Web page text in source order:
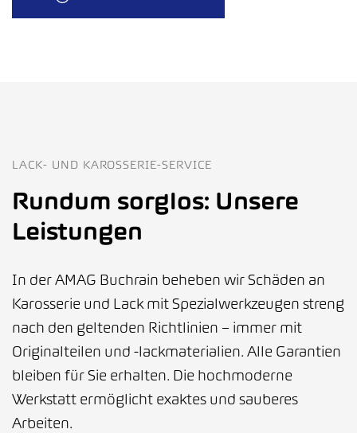
LACK- UND KAROSSERIE-SERVICE
Rundum sorglos: Unsere
Leistungen
In der AMAG Buchrain beheben wir Schäden an
Karosserie und Lack mit Spezialwerkzeugen streng
nach den geltenden Richtlinien – immer mit
Originalteilen und -lackmaterialien. Alle Garantien
bleiben für Sie erhalten. Die hochmoderne
Werkstatt ermöglicht exaktes und sauberes
Arbeiten.